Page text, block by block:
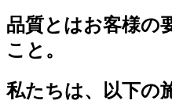
品質とはお客様の
こと。
私たちは、以下の